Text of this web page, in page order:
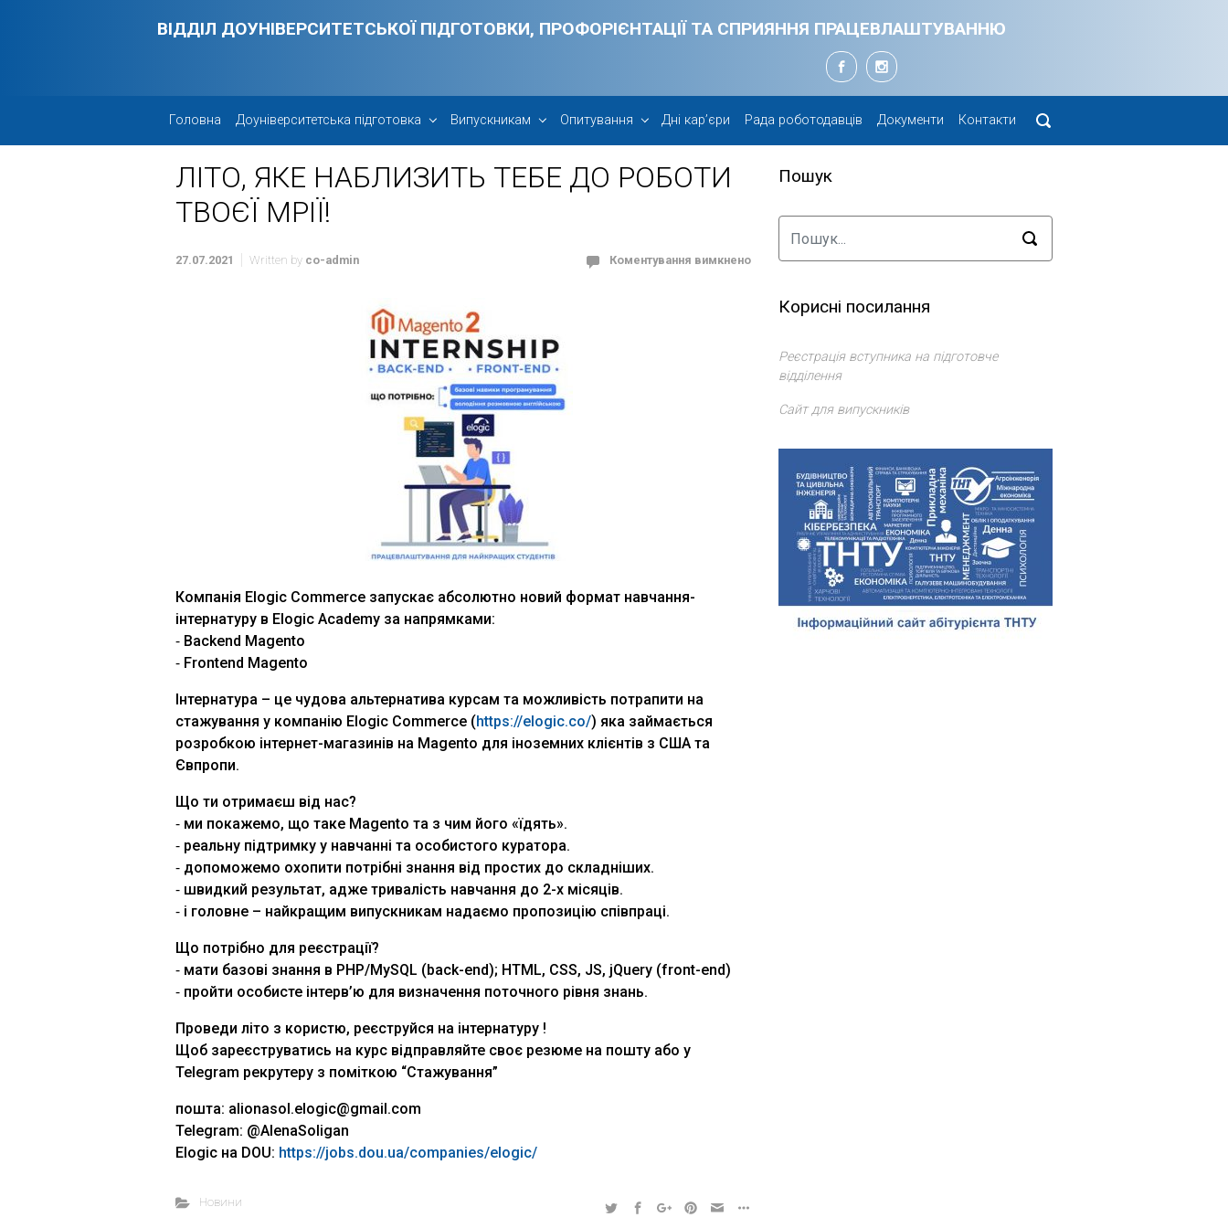
ВІДДІЛ ДОУНІВЕРСИТЕТСЬКОЇ ПІДГОТОВКИ, ПРОФОРІЄНТАЦІЇ ТА СПРИЯННЯ ПРАЦЕВЛАШТУВАННЮ
Головна Доуніверситетська підготовка Випускникам Опитування Дні кар’єри Рада роботодавців Документи Контакти
ЛІТО, ЯКЕ НАБЛИЗИТЬ ТЕБЕ ДО РОБОТИ
ТВОЄЇ МРІЇ!
27.07.2021 Written by co-admin Коментування вимкнено
Компанія Elogic Commerce запускає абсолютно новий формат навчання-
інтернатуру в Elogic Academy за напрямками:
⁃ Backend Magento
⁃ Frontend Magento
Інтернатура – це чудова альтернатива курсам та можливість потрапити на
стажування у компанію Elogic Commerce (https://elogic.co/) яка займається
розробкою інтернет-магазинів на Magento для іноземних клієнтів з США та
Євпропи.
Що ти отримаєш від нас?
⁃ ми покажемо, що таке Magento та з чим його «їдять».
⁃ реальну підтримку у навчанні та особистого куратора.
⁃ допоможемо охопити потрібні знання від простих до складніших.
⁃ швидкий результат, адже тривалість навчання до 2-х місяців.
⁃ і головне – найкращим випускникам надаємо пропозицію співпраці.
Що потрібно для реєстрації?
⁃ мати базові знання в PHP/MySQL (back-end); HTML, CSS, JS, jQuery (front-end)
⁃ пройти особисте інтерв’ю для визначення поточного рівня знань.
Проведи літо з користю, реєструйся на інтернатуру !
Щоб зареєструватись на курс відправляйте своє резюме на пошту або у
Telegram рекрутеру з поміткою “Стажування”
пошта: alionasol.elogic@gmail.com
Telegram: @AlenaSoligan
Elogic на DOU: https://jobs.dou.ua/companies/elogic/
Новини
Пошук
Корисні посилання
Реєстрація вступника на підготовче
відділення
Сайт для випускників